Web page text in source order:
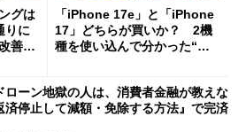
グは
りに
善」
「iPhone 17e」と「iPhone
17」どちらが買いか？ 2機
種を使い込んで分かった“ス
ローン地獄の人は、消費者金融が教えな
済停止して減額・免除する方法』で完済